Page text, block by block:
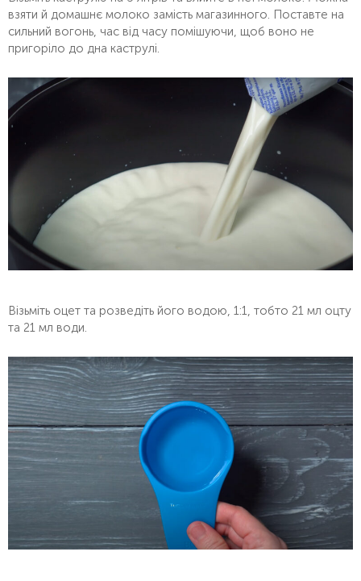
взяти й домашнє молоко замість магазинного. Поставте на
сильний вогонь, час від часу помішуючи, щоб воно не
пригоріло до дна каструлі.
Візьміть оцет та розведіть його водою, 1:1, тобто 21 мл оцту
та 21 мл води.